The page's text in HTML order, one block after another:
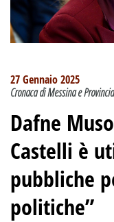
27 Gennaio 2025
Cronaca di Messina e Provincia
Dafne
Castelli è
pubbliche
politiche”